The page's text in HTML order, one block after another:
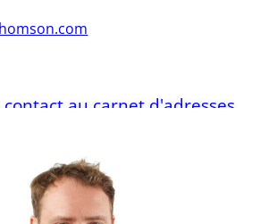
au carnet d'adresses